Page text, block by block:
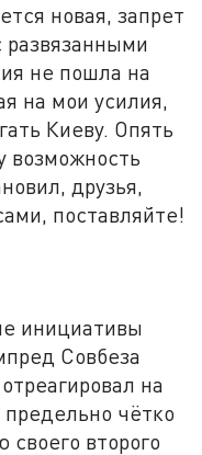
новая, запрет
развязанными
не пошла на
на мои усилия,
Киеву. Опять
возможность
друзья,
поставляйте!
инициативы
Совбеза
на
предельно чётко
второго